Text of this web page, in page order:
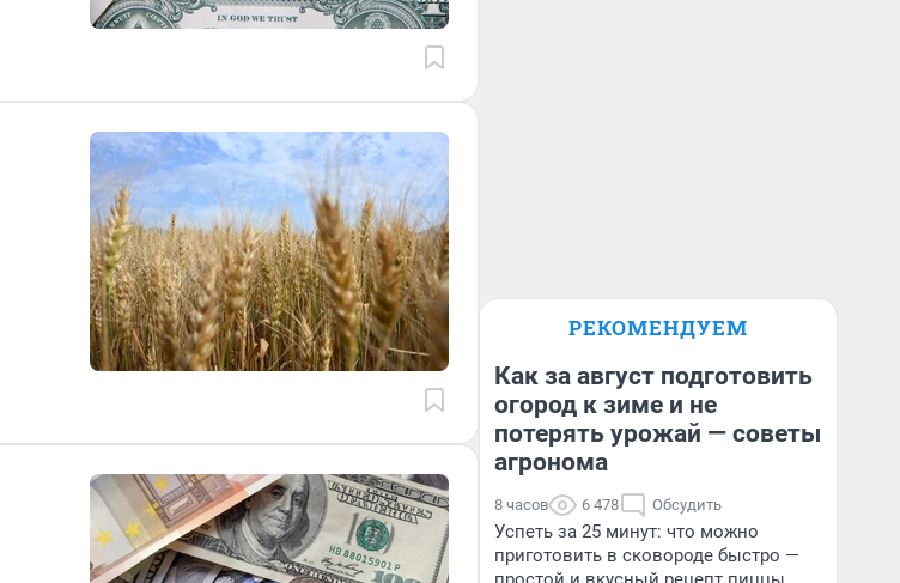
РЕКОМЕНДУЕМ
Как за август подготовить
огород к зиме и не
потерять урожай — советы
агронома
8 часов 6 478 Обсудить
Успеть за 25 минут: что можно
приготовить в сковороде быстро —